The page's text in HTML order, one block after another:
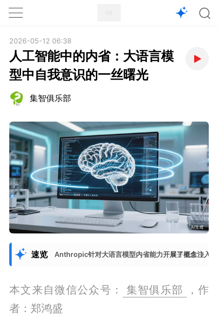
1X
2026-05-12 06:38
人工智能中的内省：大语言模
型中自我意识的一丝曙光
集智俱乐部
速览 Anthropic针对大语言模型内省能力开展了概念注入
展开更多
本文来自微信公众号： 集智俱乐部
，作
者：郑鸿盛